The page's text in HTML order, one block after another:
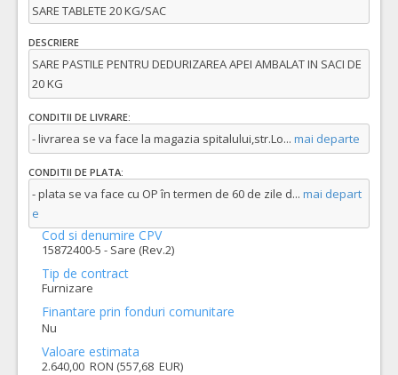
SARE TABLETE 20 KG/SAC
DESCRIERE
SARE PASTILE PENTRU DEDURIZAREA APEI AMBALAT IN SACI DE
20 KG
CONDITII DE LIVRARE:
- livrarea se va face la magazia spitalului,str.Lo... mai departe
CONDITII DE PLATA:
- plata se va face cu OP în termen de 60 de zile d... mai depart
e
Cod si denumire CPV
15872400-5 - Sare (Rev.2)
Tip de contract
Furnizare
Finantare prin fonduri comunitare
Nu
Valoare estimata
2.640,00 RON (557,68 EUR)